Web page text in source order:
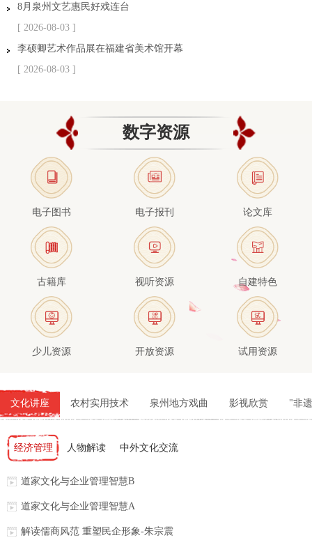
8月泉州文艺惠民好戏连台
[ 2026-08-03 ]
李硕卿艺术作品展在福建省美术馆开幕
[ 2026-08-03 ]
数字资源
电子图书 电子报刊 论文库
古籍库 视听资源 自建特色
少儿资源 开放资源 试用资源
文化讲座 农村实用技术 泉州地方戏曲 影视欣赏 "非
经济管理 人物解读 中外文化交流
道家文化与企业管理智慧B
道家文化与企业管理智慧A
解读儒商风范 重塑民企形象-朱宗震